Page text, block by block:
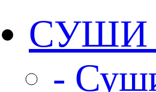
СУШИ
-